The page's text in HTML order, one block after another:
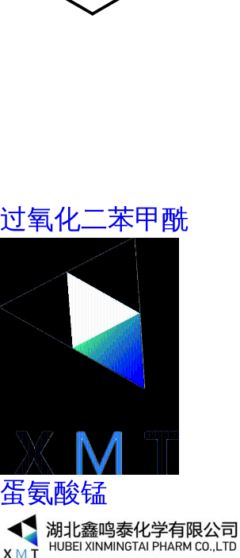
过氧化二苯甲酰
蛋氨酸锰